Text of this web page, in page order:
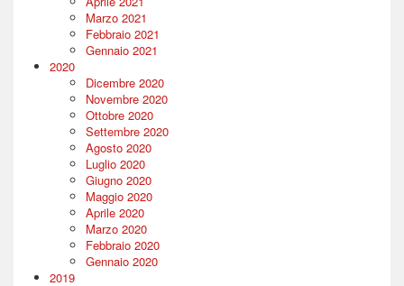
Marzo 2021
Febbraio 2021
Gennaio 2021
2020
Dicembre 2020
Novembre 2020
Ottobre 2020
Settembre 2020
Agosto 2020
Luglio 2020
Giugno 2020
Maggio 2020
Aprile 2020
Marzo 2020
Febbraio 2020
Gennaio 2020
2019